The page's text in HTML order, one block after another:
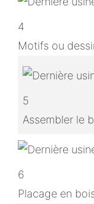
4
Motifs ou
5
Assembler le
6
Placage en